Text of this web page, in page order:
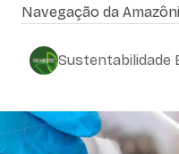
Navegação da
Sustentabilidade